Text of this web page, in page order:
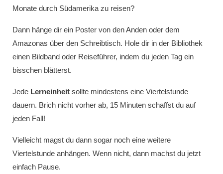
Monate durch Südamerika zu reisen?
Dann hänge dir ein Poster von den Anden oder dem
Amazonas über den Schreibtisch. Hole dir in der Bibliothek
einen Bildband oder Reiseführer, indem du jeden Tag ein
bisschen blätterst.
Jede Lerneinheit sollte mindestens eine Viertelstunde
dauern. Brich nicht vorher ab, 15 Minuten schaffst du auf
jeden Fall!
Vielleicht magst du dann sogar noch eine weitere
Viertelstunde anhängen. Wenn nicht, dann machst du jetzt
einfach Pause.